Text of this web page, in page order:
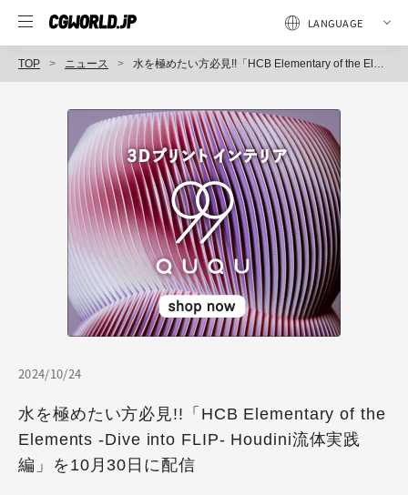
TOP ニュース 水を極めたい方必見!!「HCB Elementary of the Elements -Dive into FLIP- Houdini流体実践編」を10月30日に配信
2024/10/24
水を極めたい方必見!!「HCB Elementary of the
Elements -Dive into FLIP- Houdini流体実践
編」を10月30日に配信